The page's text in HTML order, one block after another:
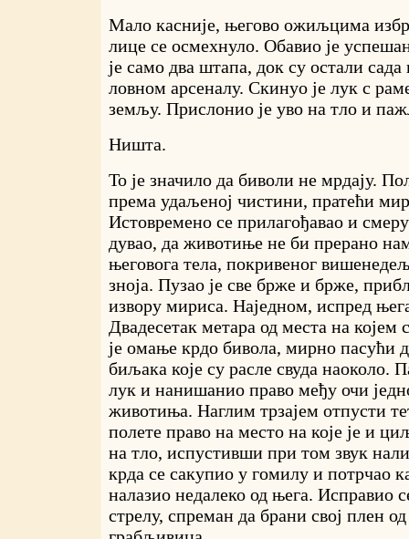
Мало касније, његово ожиљцима
лице се осмехнуло. Обавио је
је само два штапа, док су остали
ловном арсеналу. Скинуо је лук с
земљу. Прислонио је уво на тло и
Ништа.
То је значило да биволи не мрдају.
према удаљеној чистини, пратећи
Истовремено се прилагођавао и смеру
дувао, да животиње не би прерано
његовога тела, покривеног
зноја. Пузао је све брже и брже,
извору мириса. Наједном, испред
Двадесетак метара од места на којем
је омање крдо бивола, мирно пасући
биљака које су расле свуда наоколо.
лук и нанишанио право међу очи
животиња. Наглим трзајем отпусти
полете право на место на које је и
на тло, испустивши при том звук
крда се сакупио у гомилу и потрчао
налазио недалеко од њега. Исправио
стрелу, спреман да брани свој плен